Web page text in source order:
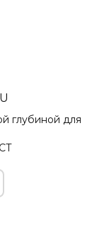
глубиной для